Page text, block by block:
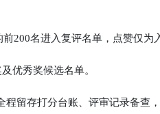
200名进入复评名单，点赞仅为
优秀奖候选名单。
留存打分台账、评审记录备查